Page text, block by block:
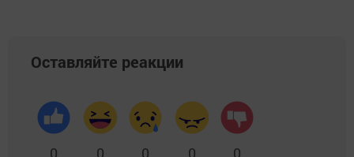
Оставляйте реакции
0 0 0 0 0